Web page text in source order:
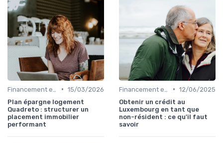
• 15/03/2026
Plan épargne logement
Quadreto : structurer un
placement immobilier
performant
• 12/06/2025
Obtenir un crédit au
Luxembourg en tant que
non-résident : ce qu'il faut
savoir